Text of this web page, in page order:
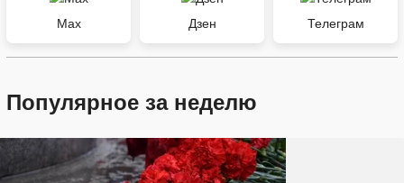
Max Дзен Телеграм
Популярное за неделю